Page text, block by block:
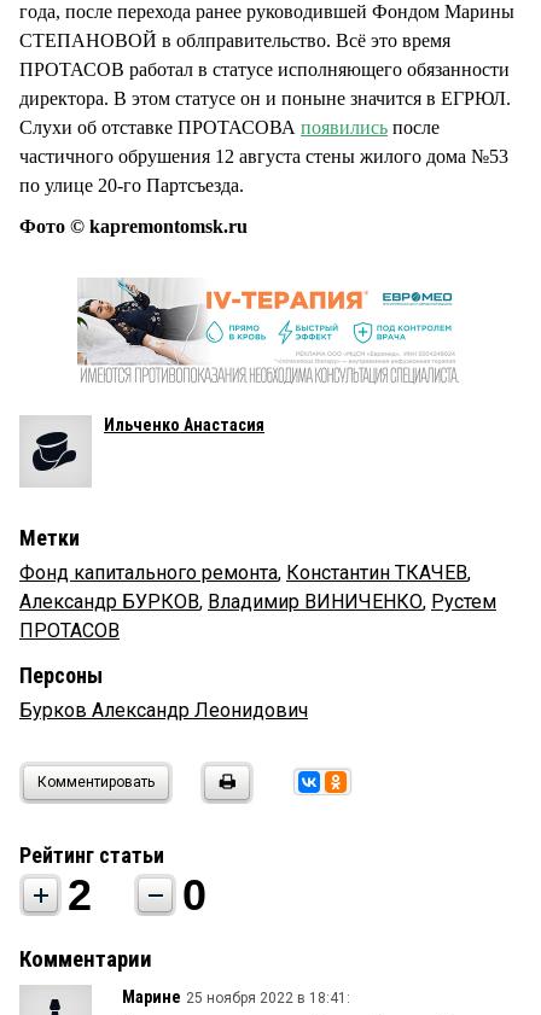
года, после перехода ранее руководившей Фондом Марины
СТЕПАНОВОЙ в облправительство. Всё это время
ПРОТАСОВ работал в статусе исполняющего обязанности
директора. В этом статусе он и поныне значится в ЕГРЮЛ.
Слухи об отставке ПРОТАСОВА появились после
частичного обрушения 12 августа стены жилого дома №53
по улице 20-го Партсъезда.
Фото © kapremontomsk.ru
Ильченко Анастасия
Метки
Фонд капитального ремонта, Константин ТКАЧЕВ,
Александр БУРКОВ, Владимир ВИНИЧЕНКО, Рустем
ПРОТАСОВ
Персоны
Бурков Александр Леонидович
Комментировать
Рейтинг статьи
2 0
Комментарии
Марине 25 ноября 2022 в 18:41: